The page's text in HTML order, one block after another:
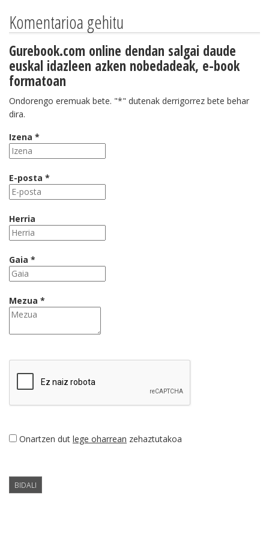
Komentarioa gehitu
Gurebook.com online dendan salgai daude
euskal idazleen azken nobedadeak, e-book
formatoan
Ondorengo eremuak bete. "*" dutenak derrigorrez bete behar
dira.
Izena *
E-posta *
Herria
Gaia *
Mezua *
Onartzen dut lege oharrean zehaztutakoa
BIDALI